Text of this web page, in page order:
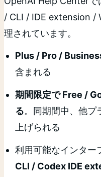
/ CLI / IDE extension /
理されています。
Plus / Pro /
含まれる
期間限定で Free /
る。同期間中、他プ
上げられる
利用可能なインター
CLI / Codex IDE